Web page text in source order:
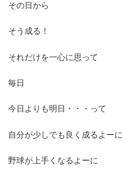
その日から
そう成る！
それだけを一心に思って
毎日
今日よりも明日・・・って
自分が少しでも良く成るよーに
野球が上手くなるよーに